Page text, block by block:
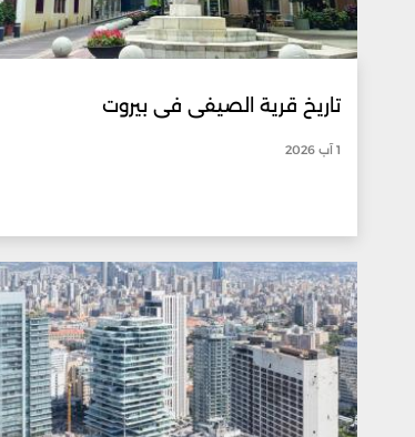
تاريخ قرية الصيفي في بيروت
1 آب 2026